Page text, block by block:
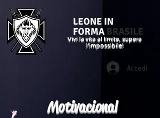
LEONE IN
FORMA BRASILE
Vivi la vita al limite, supera
l'impossibile!
Accedi
Motivacional